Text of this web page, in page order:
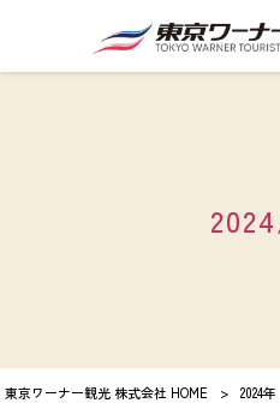
東京ワーナー観光 株式会社 HOME > 2024年